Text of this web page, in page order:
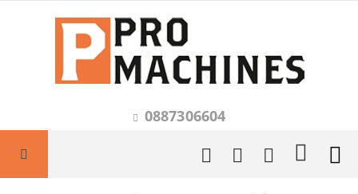
0887306604